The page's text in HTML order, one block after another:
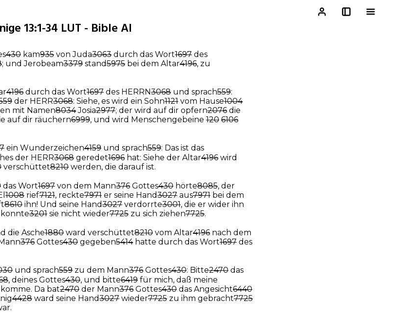
13:1-34 LUT - Bible AI
430 kam935 von Juda3063 durch das Wort1697 des
; und Jerobeam3379 stand5975 bei dem Altar4196, zu
4196 durch das Wort1697 des HERRN3068 und sprach559:
der HERR3068: Siehe, es wird ein Sohn1121 vom Hause1004
mit Namen8034Josia2977; der wird auf dir opfern2076 die
auf dir räuchern6999, und wird Menschengebeine 120 6106
ein Wunderzeichen4159 und sprach559: Das ist das
der HERR3068 geredet1696 hat: Siehe der Altar4196 wird
verschüttet8210 werden, die darauf ist.
das Wort1697 von dem Mann376 Gottes430 hörte8085, der
1008 rief7121, reckte7971 er seine Hand3027 aus7971 bei dem
8610 ihn! Und seine Hand3027 verdorrte3001, die er wider ihn
3201 sie nicht wieder7725 zu sich ziehen7725.
die Asche1880 ward verschüttet8210 vom Altar4196 nach dem
376 Gottes430 gegeben5414hatte durch das Wort1697 des
und sprach559 zu dem Mann376 Gottes430: Bitte2470 das
, deines Gottes430, und bitte6419 für mich, daß meine
Da bat2470 der Mann376 Gottes430 das Angesicht6440
4428 ward seine Hand3027 wieder7725 zu ihm gebracht7725